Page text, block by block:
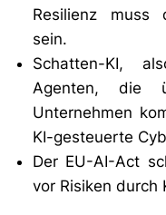
Resilienz muss
sein.
Schatten-KI,
Agenten, die
Unternehmen
KI-gesteuerte
Der EU-AI-Act
vor Risiken durch